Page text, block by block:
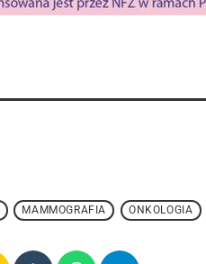
MAMMOGRAFIA ONKOLOGIA